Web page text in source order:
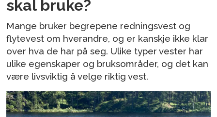
skal bruke?
Mange bruker begrepene redningsvest og
flytevest om hverandre, og er kanskje ikke klar
over hva de har på seg. Ulike typer vester har
ulike egenskaper og bruksområder, og det kan
være livsviktig å velge riktig vest.